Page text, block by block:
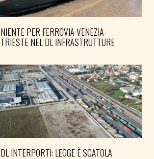
NIENTE PER FERROVIA VENEZIA-
TRIESTE NEL DL INFRASTRUTTURE
DL INTERPORTI: LEGGE È SCATOLA